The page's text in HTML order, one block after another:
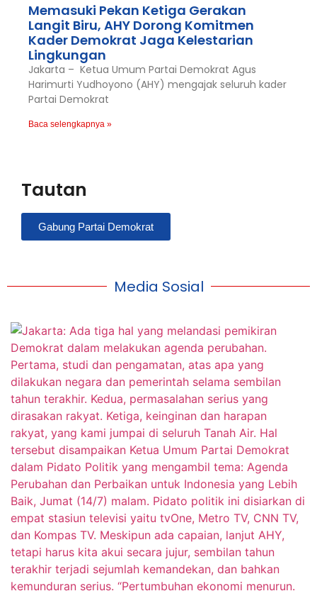
Memasuki Pekan Ketiga Gerakan
Langit Biru, AHY Dorong Komitmen
Kader Demokrat Jaga Kelestarian
Lingkungan
Jakarta – Ketua Umum Partai Demokrat Agus
Harimurti Yudhoyono (AHY) mengajak seluruh kader
Partai Demokrat
Baca selengkapnya »
Tautan
Gabung Partai Demokrat
Media Sosial